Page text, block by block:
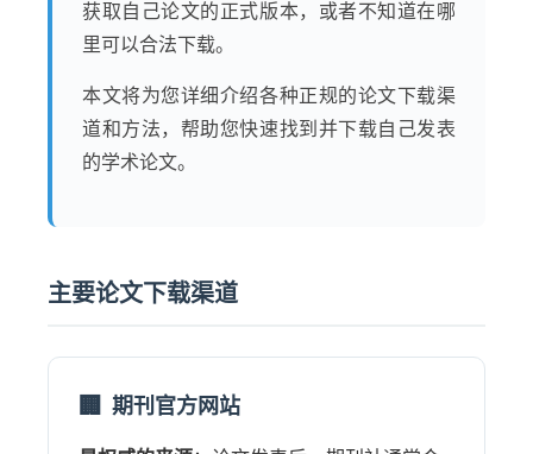
获取自己论文的正式版本，或者不知道在哪
里可以合法下载。
本文将为您详细介绍各种正规的论文下载渠
道和方法，帮助您快速找到并下载自己发表
的学术论文。
主要论文下载渠道
期刊官方网站